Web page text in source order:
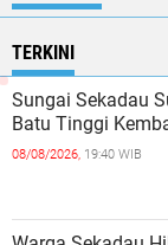
TERKINI
Sungai Sekadau
Batu Tinggi
08/08/2026, 19:40 WIB